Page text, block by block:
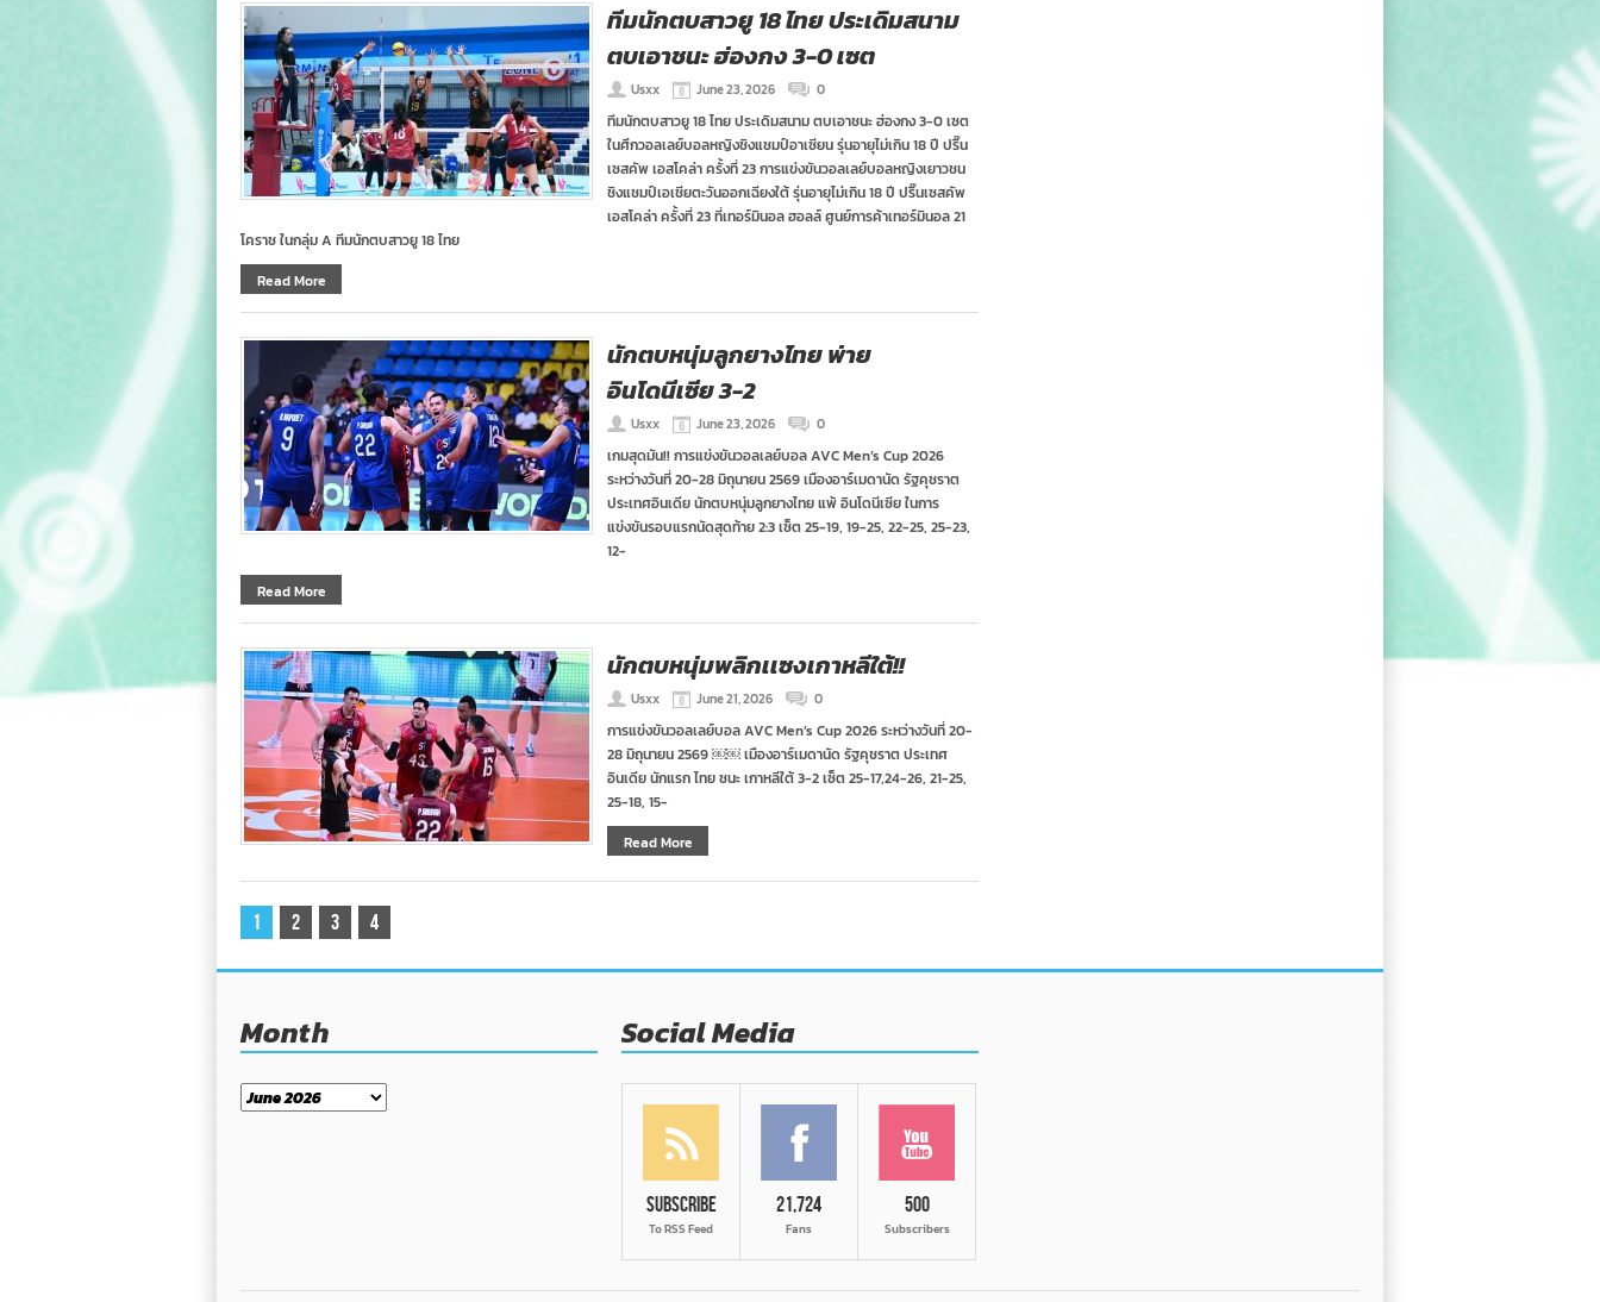
ทีมนักตบสาวยู 18 ไทย ประเดิมสนาม
ตบเอาชนะ ฮ่องกง 3-0 เซต
Usxx June 23, 2026 0
ทีมนักตบสาวยู 18 ไทย ประเดิมสนาม ตบเอาชนะ ฮ่องกง 3-0 เซต
ในศึกวอลเลย์บอลหญิงชิงแชมป์อาเซียน รุ่นอายุไม่เกิน 18 ปี ปริ๊น
เซสคัพ เอสโคล่า ครั้งที่ 23 การแข่งขันวอลเลย์บอลหญิงเยาวชน
ชิงแชมป์เอเชียตะวันออกเฉียงใต้ รุ่นอายุไม่เกิน 18 ปี ปริ๊นเซสคัพ
เอสโคล่า ครั้งที่ 23 ที่เทอร์มินอล ฮอลล์ ศูนย์การค้าเทอร์มินอล 21
โคราช ในกลุ่ม A ทีมนักตบสาวยู 18 ไทย
Read More
นักตบหนุ่มลูกยางไทย พ่าย
อินโดนีเซีย 3-2
Usxx June 23, 2026 0
เกมสุดมัน!! การแข่งขันวอลเลย์บอล AVC Men’s Cup 2026
ระหว่างวันที่ 20-28 มิถุนายน 2569 เมืองอาร์เมดานัด รัฐคุชราต
ประเทศอินเดีย นักตบหนุ่มลูกยางไทย แพ้ อินโดนีเซีย ในการ
แข่งขันรอบแรกนัดสุดท้าย 2:3 เซ็ต 25-19, 19-25, 22-25, 25-23,
12-
Read More
นักตบหนุ่มพลิกเเซงเกาหลีใต้!!
Usxx June 21, 2026 0
การแข่งขันวอลเลย์บอล AVC Men’s Cup 2026 ระหว่างวันที่ 20-
28 มิถุนายน 2569 ￼￼ เมืองอาร์เมดานัด รัฐคุชราต ประเทศ
อินเดีย นักแรก ไทย ชนะ เกาหลีใต้ 3-2 เซ็ต 25-17,24-26, 21-25,
25-18, 15-
Read More
1 2 3 4
Month
Month
Social Media
Subscribe
To RSS Feed
21,724
Fans
500
Subscribers